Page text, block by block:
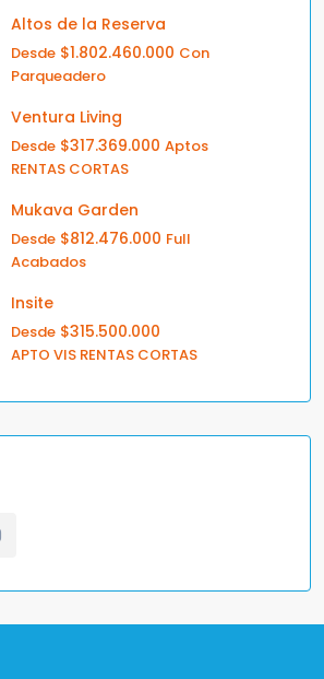
Altos de la Reserva
Desde $1.802.460.000 Con
Parqueadero
Ventura Living
Desde $317.369.000 Aptos
RENTAS CORTAS
Mukava Garden
Desde $812.476.000 Full
Acabados
Insite
Desde $315.500.000
APTO VIS RENTAS CORTAS